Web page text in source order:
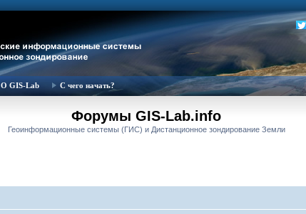
О GIS-Lab С чего начать?
Форумы GIS-Lab.info
Геоинформационные системы (ГИС) и Дистанционное зондирование Земли